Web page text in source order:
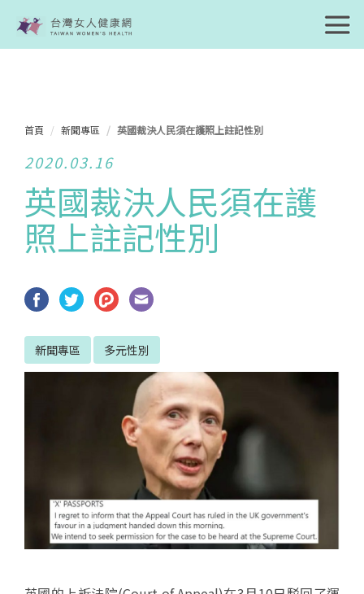
首頁 新聞專區 英國裁決人民須在護照上註記性別
2020.03.16
英國裁決人民須在護
照上註記性別
新聞專區 多元性別